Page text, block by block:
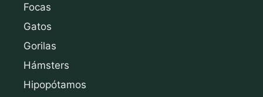
Focas
Gatos
Gorilas
Hámsters
Hipopótamos